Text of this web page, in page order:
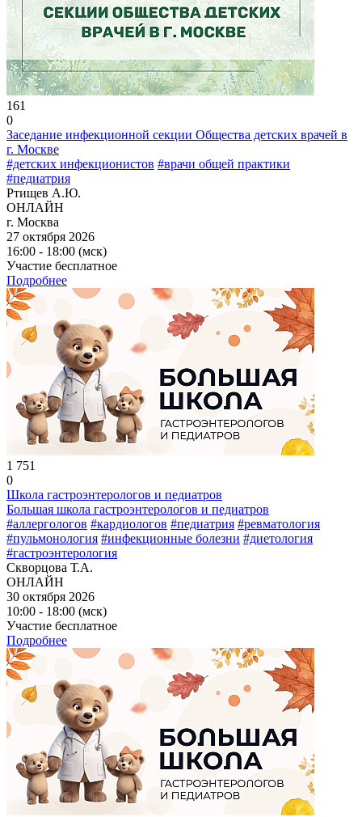
161
0
Заседание инфекционной секции Общества детских врачей в
г. Москве
#детских инфекционистов #врачи общей практики
#педиатрия
Ртищев А.Ю.
ОНЛАЙН
г. Москва
27 октября 2026
16:00 - 18:00 (мск)
Участие бесплатное
Подробнее
1 751
0
Школа гастроэнтерологов и педиатров
Большая школа гастроэнтерологов и педиатров
#аллергологов #кардиологов #педиатрия #ревматология
#пульмонология #инфекционные болезни #диетология
#гастроэнтерология
Скворцова Т.А.
ОНЛАЙН
30 октября 2026
10:00 - 18:00 (мск)
Участие бесплатное
Подробнее